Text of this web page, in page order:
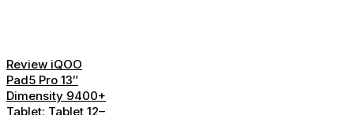
Review iQOO
Pad5 Pro 13″
Dimensity 9400+
Tablet: Tablet 12–